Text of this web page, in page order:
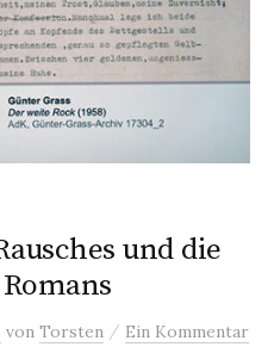
und die
von Torsten / Ein Kommentar